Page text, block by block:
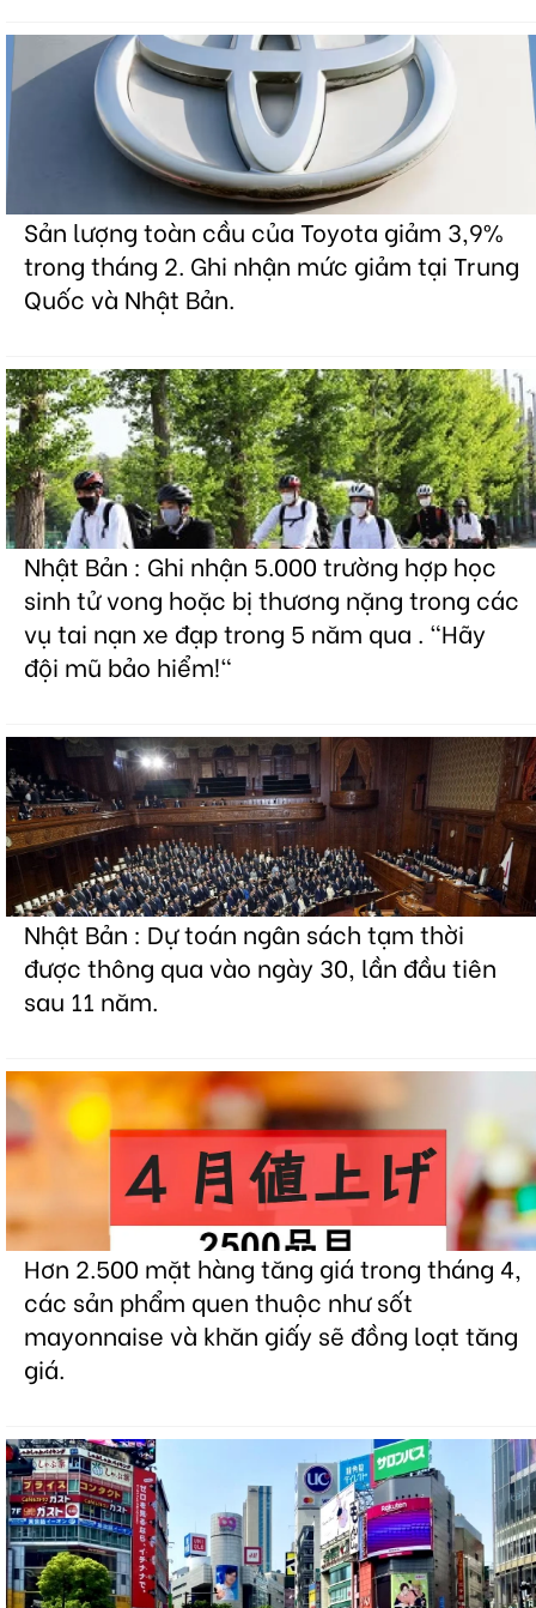
Sản lượng toàn cầu của Toyota giảm 3,9%
trong tháng 2. Ghi nhận mức giảm tại Trung
Quốc và Nhật Bản.
Nhật Bản : Ghi nhận 5.000 trường hợp học
sinh tử vong hoặc bị thương nặng trong các
vụ tai nạn xe đạp trong 5 năm qua . "Hãy
đội mũ bảo hiểm!"
Nhật Bản : Dự toán ngân sách tạm thời
được thông qua vào ngày 30, lần đầu tiên
sau 11 năm.
Hơn 2.500 mặt hàng tăng giá trong tháng 4,
các sản phẩm quen thuộc như sốt
mayonnaise và khăn giấy sẽ đồng loạt tăng
giá.